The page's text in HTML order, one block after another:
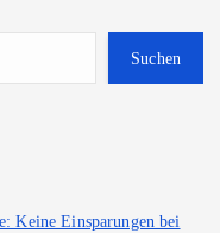
Suchen
Keine Einsparungen bei